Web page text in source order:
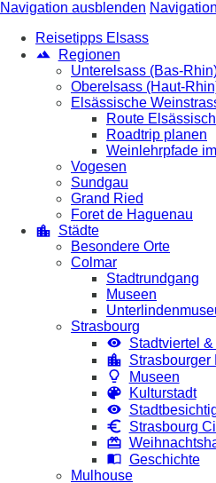
Navigation ausblenden
Reisetipps Elsass
Regionen
Unterelsass (Bas-
Oberelsass (Haut-
Elsässische
Route
Roadtrip planen
Weinlehrpfade
Vogesen
Sundgau
Grand Ried
Foret de Haguenau
Städte
Besondere Orte
Colmar
Stadtrundgang
Museen
Strasbourg
Stadtviertel
Strasbourger
Museen
Kulturstadt
Strasbourg
Geschichte
Mulhouse